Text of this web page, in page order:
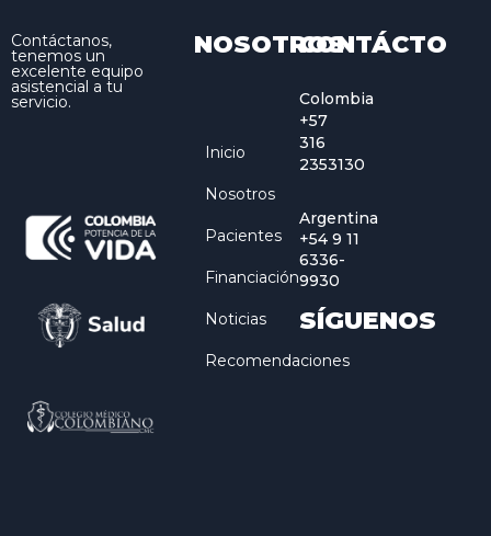
Contáctanos,
tenemos un
excelente equipo
asistencial a tu
servicio.
NOSOTROS
Inicio
Nosotros
Pacientes
Financiación
Noticias
Recomendaciones
CONTÁCTO
Colombia
+57
316
2353130
Argentina
+54 9 11
6336-
9930
SÍGUENOS